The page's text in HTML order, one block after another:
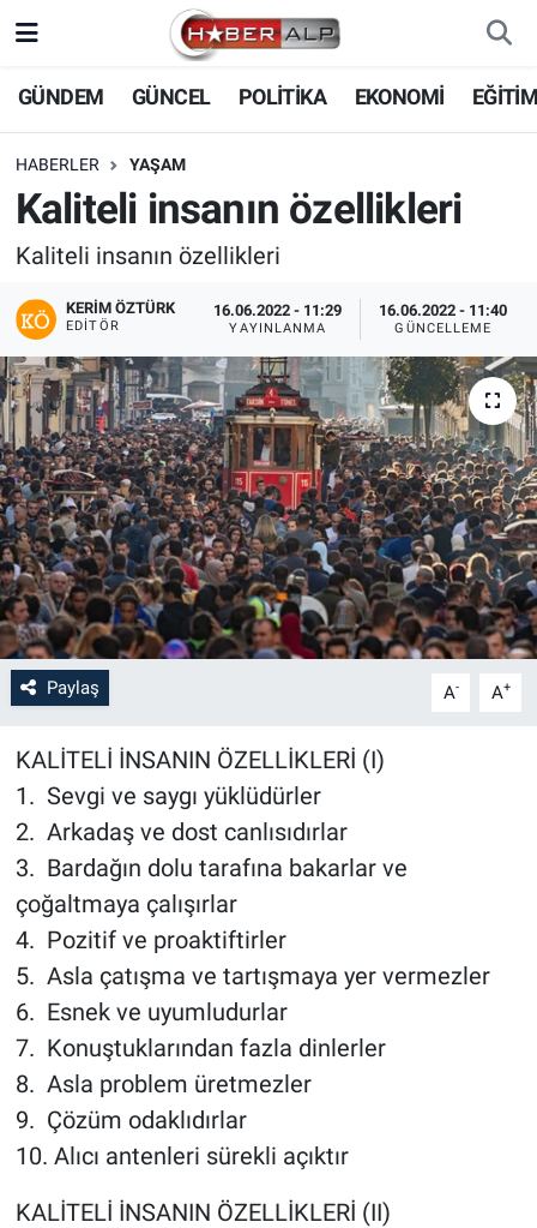
GÜNDEM GÜNCEL POLİTİKA EKONOMİ
HABERLER YAŞAM
Kaliteli insanın özellikleri
Kaliteli insanın özellikleri
KERIM ÖZTÜRK
EDITÖR
16.06.2022 - 11:29
YAYINLANMA
16.06.2022 - 11:40
GÜNCELLEME
Paylaş A- A+
KALİTELİ İNSANIN ÖZELLİKLERİ (I)
1. Sevgi ve saygı yüklüdürler
2. Arkadaş ve dost canlısıdırlar
3. Bardağın dolu tarafına bakarlar ve
çoğaltmaya çalışırlar
4. Pozitif ve proaktiftirler
5. Asla çatışma ve tartışmaya yer vermezler
6. Esnek ve uyumludurlar
7. Konuştuklarından fazla dinlerler
8. Asla problem üretmezler
9. Çözüm odaklıdırlar
10. Alıcı antenleri sürekli açıktır
KALİTELİ İNSANIN ÖZELLİKLERİ (II)
Nöbetçi Eczaneler
Hava Durumu
Trafik Durumu
Tüm Manşetler
Son Dakika Haberleri
Haber Arşivi